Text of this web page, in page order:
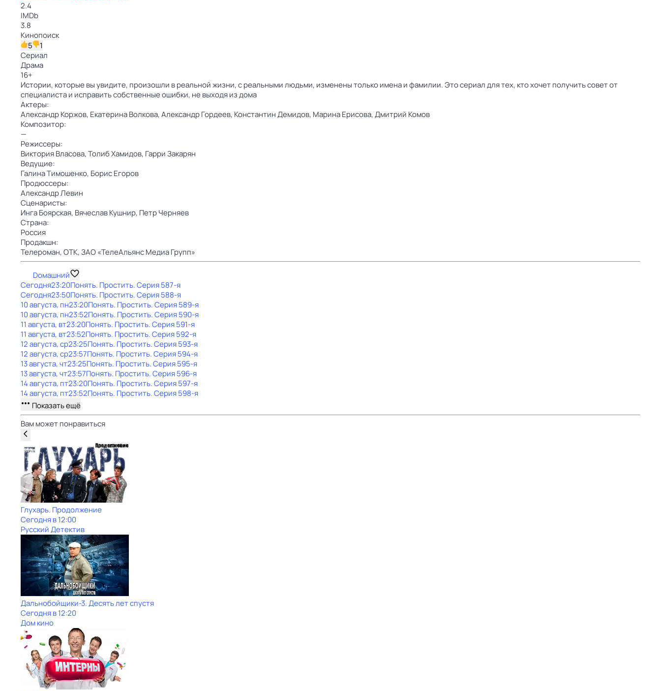
2.4
IMDb
3.8
Кинопоиск
5
1
Сериал
Драма
16+
Истории, которые вы увидите, произошли в реальной жизни, с реальными людьми, изменены только имена и фамилии. Это сериал для тех, кто хочет получить совет от
специалиста и исправить собственные ошибки, не выходя из дома
Актеры:
Александр Коржов, Екатерина Волкова,Александр Гордеев, Константин Демидов, Марина Ерисова,Дмитрий Комов
Композитор:
—
Режиссеры:
Виктория Власова,Толиб Хамидов, Гарри Закарян
Ведущие:
Галина Тимошенко, Борис Егоров
Продюссеры:
Александр Левин
Сценаристы:
Инга Боярская, Вячеслав Кушнир, Петр Черняев
Страна:
Россия
Продакшн:
Телероман,ОТК,ЗАО «ТелеАльянс Медиа Групп»
Dомашний
Сегодня23:20Понять. Простить. Серия 587-я
Сегодня23:50Понять. Простить. Серия 588-я
10 августа, пн23:20Понять. Простить. Серия 589-я
10 августа, пн23:52Понять. Простить. Серия 590-я
11 августа, вт23:20Понять. Простить. Серия 591-я
11 августа, вт23:52Понять. Простить. Серия 592-я
12 августа, ср23:25Понять. Простить. Серия 593-я
12 августа, ср23:57Понять. Простить. Серия 594-я
13 августа, чт23:25Понять. Простить. Серия 595-я
13 августа, чт23:57Понять. Простить. Серия 596-я
14 августа, пт23:20Понять. Простить. Серия 597-я
14 августа, пт23:52Понять. Простить. Серия 598-я
Показать ещё
Вам может понравиться
Глухарь. Продолжение
Сегодня в 12:00
Русский Детектив
Дальнобойщики-3. Десять лет спустя
Сегодня в 12:20
Дом кино